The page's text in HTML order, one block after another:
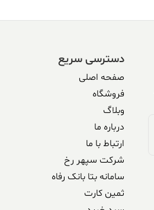
دسترسی سریع
صفحه اصلی
فروشگاه
وبلاگ
درباره ما
ارتباط با ما
شرکت سپهر رخ
سامانه بتا بانک رفاه
ثمین کارت